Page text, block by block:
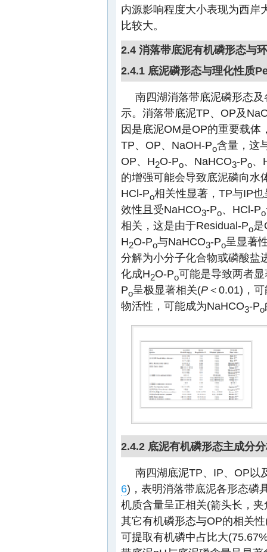
内源影响程度大小表现为西岸
比较大。
2.4 消落带底泥有机磷形态与
2.4.1 底泥磷形态与理化性质
南四湖消落带底泥磷形态
示。消落带底泥TP、OP及
因是底泥OM是OP的重要载
TP、OP、NaOH-Po含量，这
OP、H2O-Po、NaHCO3-Po、
的增强可能会导致底泥磷向水
HCl-Po相关性显著，TP与IP
效性且受NaHCO3-Po、HCl-Po
相关，这是由于Residual-Po是
H2O-Po与NaHCO3-Po呈显著
分解为小分子化合物或磷酸盐
化成H2O-Po可能是导致两者
Po呈极显著相关(P＜0.01)，
物活性，可能成为NaHCO3-Po
2.4.2 底泥有机磷形态主成分
南四湖底泥TP、IP、OP以
6)，表明消落带底泥各形态磷
机质含量呈正相关(箭头长，
其它有机磷形态与OP的相关
可提取有机磷中占比大